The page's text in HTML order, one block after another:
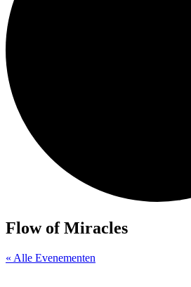
Flow of Miracles
« Alle Evenementen